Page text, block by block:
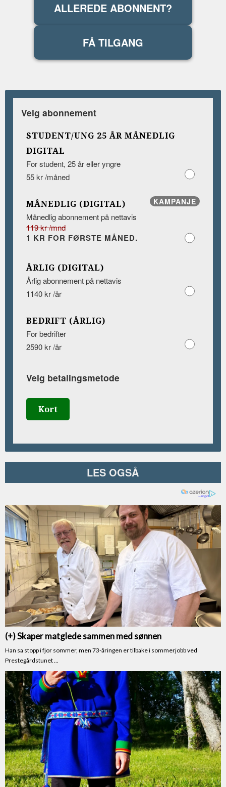
ALLEREDE ABONNENT?
FÅ TILGANG
Velg abonnement
STUDENT/UNG 25 ÅR MÅNEDLIG
DIGITAL
For student, 25 år eller yngre
55 kr /måned
KAMPANJE
MÅNEDLIG (DIGITAL)
Månedlig abonnement på nettavis
119 kr /mnd
1 KR FOR FØRSTE MÅNED.
ÅRLIG (DIGITAL)
Årlig abonnement på nettavis
1140 kr /år
BEDRIFT (ÅRLIG)
For bedrifter
2590 kr /år
Velg betalingsmetode
Kort
LES OGSÅ